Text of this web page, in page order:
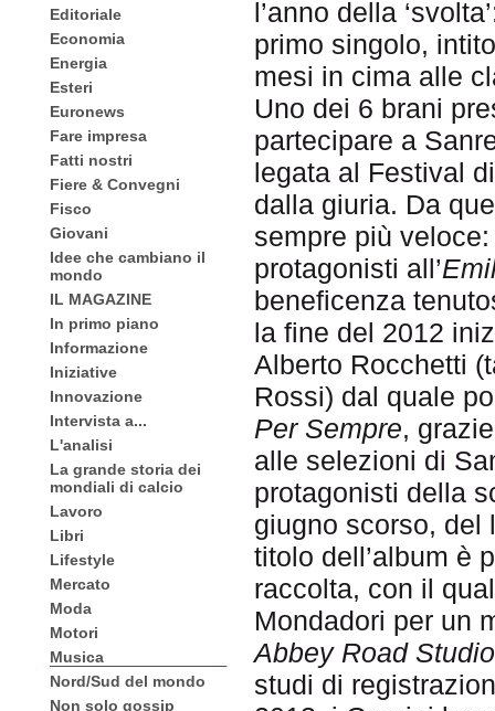
Editoriale
Economia
Energia
Esteri
Euronews
Fare impresa
Fatti nostri
Fiere & Convegni
Fisco
Giovani
Idee che cambiano il
mondo
IL MAGAZINE
In primo piano
Informazione
Iniziative
Innovazione
Intervista a...
L'analisi
La grande storia dei
mondiali di calcio
Lavoro
Libri
Lifestyle
Mercato
Moda
Motori
Musica
Nord/Sud del mondo
Non solo gossip
l’anno della
primo singolo,
mesi in cima alle
Uno dei 6 brani
partecipare a
legata al Festival
dalla giuria. Da
sempre più
protagonisti all’
beneficenza
la fine del 2012
Alberto Rocchetti
Rossi) dal quale
Per Sempre,
alle selezioni di
protagonisti della
giugno scorso,
titolo dell’album è
raccolta, con il
Mondadori per un
Abbey Road
studi di